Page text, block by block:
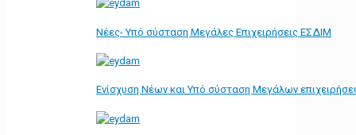
Νέες- Υπό σύσταση Μεγάλες Επιχειρήσεις ΕΣΔΙΜ
Ενίσχυση Νέων και Υπό σύσταση Μεγάλων